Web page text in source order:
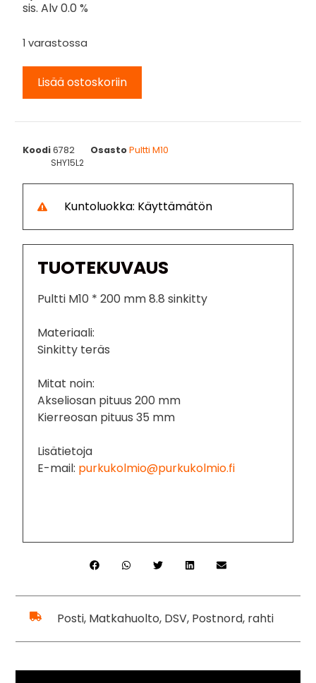
sis. Alv 0.0 %
1 varastossa
Lisää ostoskoriin
Koodi6782 OsastoPultti M10
SHY15L2
Kuntoluokka: Käyttämätön
TUOTEKUVAUS
Pultti M10 * 200 mm 8.8 sinkitty
Materiaali:
Sinkitty teräs
Mitat noin:
Akseliosan pituus 200 mm
Kierreosan pituus 35 mm
Lisätietoja
E-mail: purkukolmio@purkukolmio.fi
Posti, Matkahuolto, DSV, Postnord, rahti